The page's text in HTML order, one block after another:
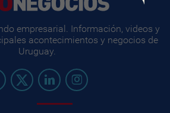
empresarial. Información, videos y
acontecimientos y negocios de
Uruguay.